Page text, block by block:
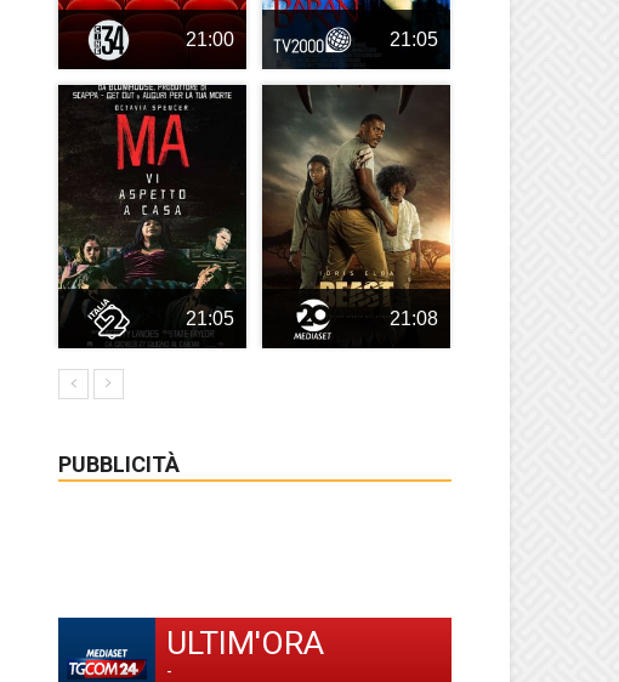
21:00 21:05
21:05 21:08
PUBBLICITÀ
ULTIM'ORA
-